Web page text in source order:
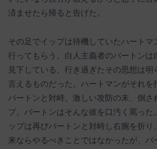
済ませたら帰ると告げた。
その足でイップは待機していたハートマ
行ってもらう。白人主義者のバートンは
見下している。行き過ぎたその思想は明
言えるものだった。ハートマンがそれを
バートンと対峙。激しい攻防の末、倒さ
プ。バートンはそんな彼を口汚く罵った
ップは再びバートンと対峙し右腕を折り
来ならやるべきことではなかったが、バ